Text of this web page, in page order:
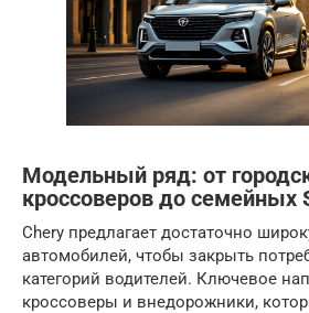
Модельный ряд: от
кроссоверов до семейных
Chery предлагает достаточно
автомобилей, чтобы закрыть
категорий водителей. Ключевое
кроссоверы и внедорожники,